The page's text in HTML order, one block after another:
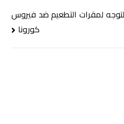
لمقرات التطعيم ضد فيروس
كورونا